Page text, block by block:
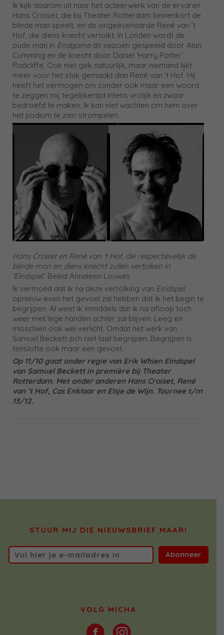
Ik kijk daarom uit naar het acteerwerk van de ervaren
Hans Croiset, die bij Theater Rotterdam binnenkort de
blinde man speelt, en de ongeëvenaarde René van ’t
Hof, die diens knecht vertolkt. In Londen wordt de
oude man in Endgamedit seizoen gespeeld door Alan
Cumming en de knecht door Daniel ‘Harry Potter’
Radcliffe. Ook niet gek natuurlijk, maar niemand lijkt
meer voor het stuk gemaakt dan René van ’t Hof. Hij
heeft het vermogen om zonder ook maar een woord
te zeggen mij tegelijkertijd intens vrolijk en zwaar
bedroefd te maken. Ik kan niet wachten om hem over
het podium te zien strompelen.
Hans Croiset en René van ’t Hof, die respectievelijk de
blinde man en diens knecht zullen vertolken in
‘Eindspel’. Beeld Annaleen Louwes
Ik vermoed dat ik na deze vertolking van Eindspel
opnieuw even het gevoel zal hebben dat ik het begin te
begrijpen. Al weet ik inmiddels dat ik na afloop toch
weer met lege handen achter zal blijven. Leeg en
misschien ook wel verlicht. Omdat het werk van
Samuel Beckett zich niet laat begrijpen. Begrijpen is
tenslotte ook maar een gevoel.
Op 11/10 gaat onder regie van Erik Whien Eindspel
van Samuel Beckett in première bij Theater
Rotterdam. Met onder anderen Hans Croiset, René
van ’t Hof, Cas Enklaar en Elsje de Wijn. Tournee t/m
13/12.
STUUR MIJ DIE NIEUWSBRIEF MAAR!
Abonneer
VOLG MICHA